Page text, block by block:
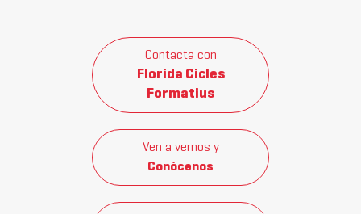
Contacta con
Florida Cicles
Formatius
Ven a vernos y
Conócenos